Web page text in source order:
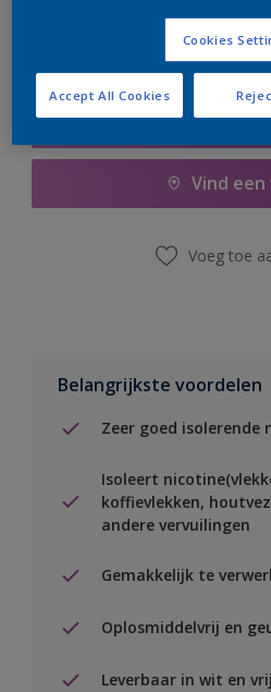
Vind een
Voeg toe
Belangrijkste voordelen
Zeer goed
Isoleert
koffievlekken,
andere vervuilingen
Gemakkelijk te
Oplosmiddelvrij en
Leverbaar in wit en
Cookies
Accept All Cookies